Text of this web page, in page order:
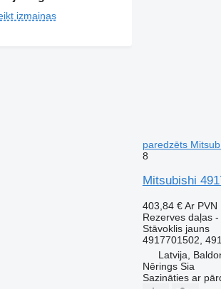
izmaiņas
paredzēts
8
Mitsubishi
403,84 € Ar PVN
Rezerves daļas
Stāvoklisjauns
4917701502,
Latvija,
Nērings Sia
Sazināties ar